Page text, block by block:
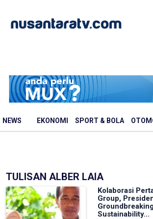
NEWS EKONOMI SPORT & BOLA
TULISAN ALBER LAIA
Kolaborasi
Group,
Sustainability...